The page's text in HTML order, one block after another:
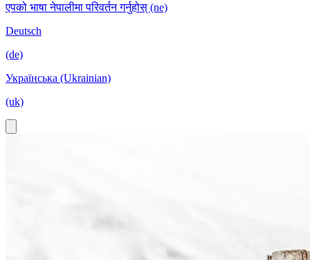
एपको भाषा नेपालीमा परिवर्तन गर्नुहोस् (ne)
Deutsch
(de)
Українська (Ukrainian)
(uk)